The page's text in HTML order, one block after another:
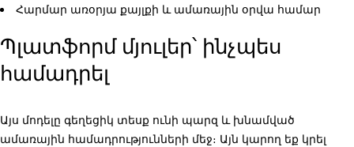
Հարմար առօրյա քայլքի և ամառային օրվա համար
Պլատֆորմ մյուլեր՝ ինչպես
համադրել
Այս մոդելը գեղեցիկ տեսք ունի պարզ և խնամված
ամառային համադրությունների մեջ։ Այն կարող եք կրել